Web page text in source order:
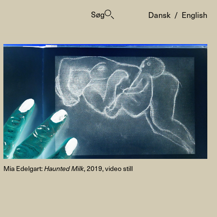
Søg Dansk / English
Mia Edelgart:Haunted Milk, 2019, video still